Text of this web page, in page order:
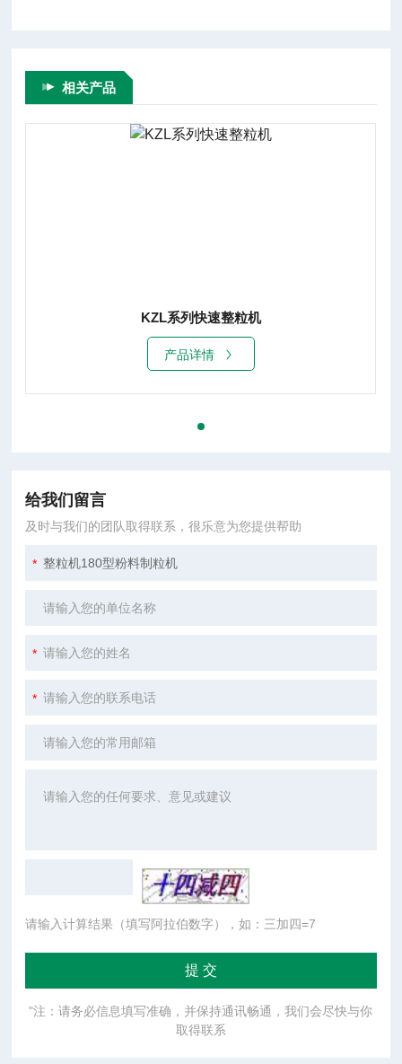
相关产品
KZL系列快速整粒机
产品详情
给我们留言
及时与我们的团队取得联系，很乐意为您提供帮助
请输入计算结果（填写阿拉伯数字），如：三加四=7
"注：请务必信息填写准确，并保持通讯畅通，我们会尽快与你
取得联系